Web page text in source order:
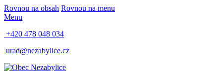
Rovnou na obsah Rovnou na menu
Menu
+420 478 048 034
urad@nezabylice.cz